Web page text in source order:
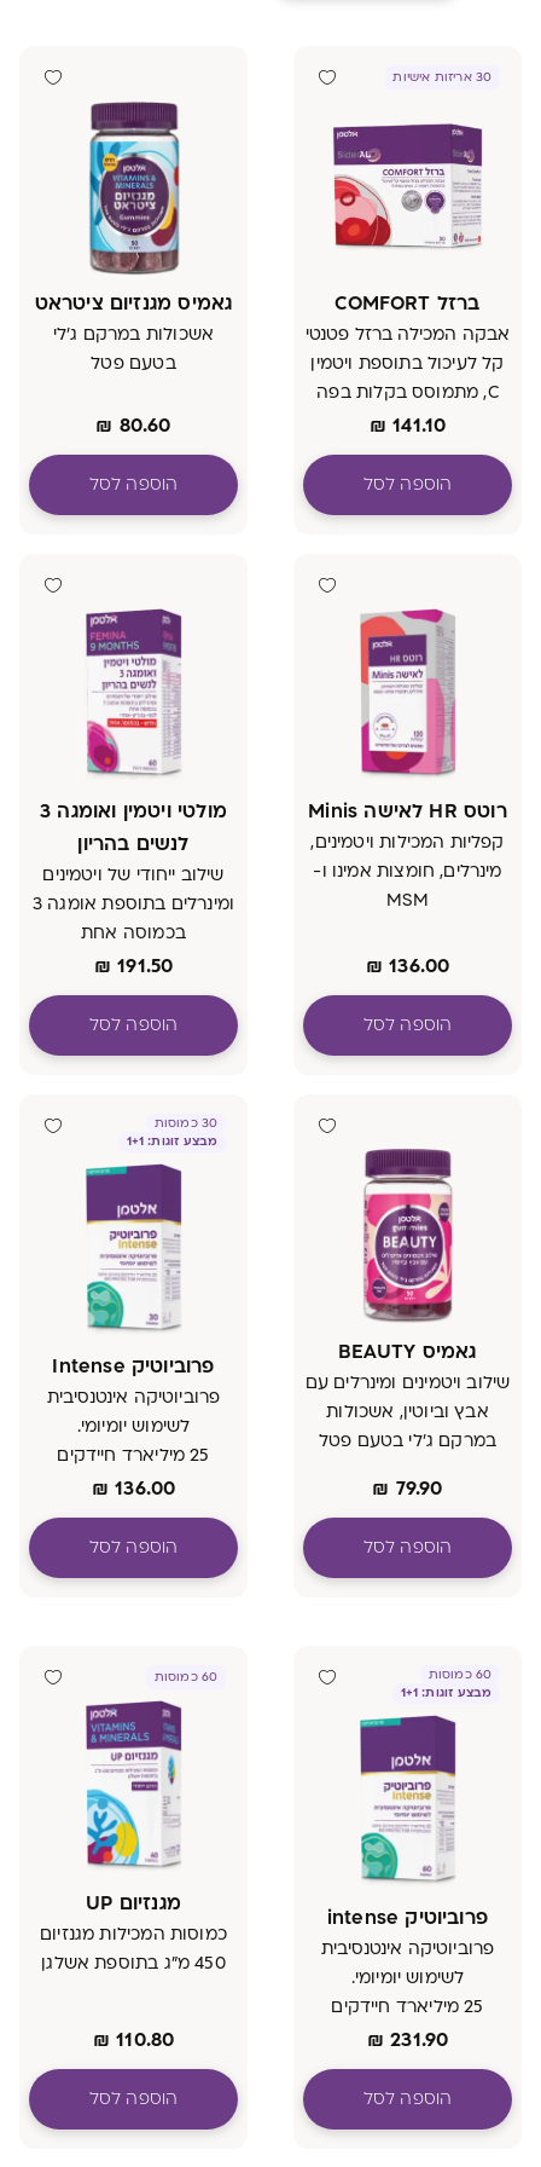
30 אריזות אישיות
ברזל COMFORT
אבקה המכילה ברזל פטנטי
קל לעיכול בתוספת ויטמין
C, מתמוסס בקלות בפה
וטעים במיוחד
₪ 141.10
הוספה לסל
גאמיס מגנזיום ציטראט
אשכולות במרקם ג'לי
בטעם פטל
₪ 80.60
הוספה לסל
רוטס HR לאישה Minis
קפליות המכילות ויטמינים,
מינרלים, חומצות אמינו ו-
MSM
₪ 136.00
הוספה לסל
מולטי ויטמין ואומגה 3
לנשים בהריון
שילוב ייחודי של ויטמינים
ומינרלים בתוספת אומגה 3
בכמוסה אחת
לפני-בהריון-אחרי
חדש - בכמוסה אחת
₪ 191.50
הוספה לסל
גאמיס BEAUTY
שילוב ויטמינים ומינרלים עם
אבץ וביוטין, אשכולות
במרקם ג'לי בטעם פטל
₪ 79.90
הוספה לסל
30 כמוסות
מבצע זוגות: 1+1
פרוביוטיק Intense
פרוביוטיקה אינטנסיבית
לשימוש יומיומי.
25 מיליארד חיידקים
בהרכב נחקר, בטכנולוגיית
BIO PROTECTOR
₪ 136.00
הוספה לסל
60 כמוסות
מבצע זוגות: 1+1
פרוביוטיק intense
פרוביוטיקה אינטנסיבית
לשימוש יומיומי.
25 מיליארד חיידקים
בהרכב נחקר, בטכנולוגיית
BIO PROTECTOR
₪ 231.90
הוספה לסל
60 כמוסות
מגנזיום UP
כמוסות המכילות מגנזיום
450 מ"ג בתוספת אשלגן
₪ 110.80
הוספה לסל